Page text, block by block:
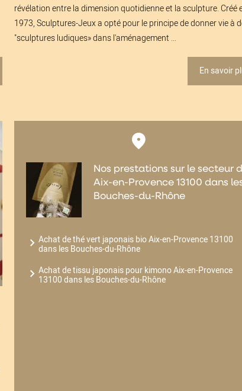
révélation entre la dimension quotidienne et la sculpture. Créé
1973, Sculptures-Jeux a opté pour le principe de donner vie à
"sculptures ludiques» dans l'aménagement ...
En savoir
Nos prestations sur le secteur
Aix-en-Provence 13100 dans
Bouches-du-Rhône
Achat de thé vert japonais bio Aix-en-Provence 13100
dans les Bouches-du-Rhône
Achat de tissu japonais pour kimono Aix-en-Provence
13100 dans les Bouches-du-Rhône